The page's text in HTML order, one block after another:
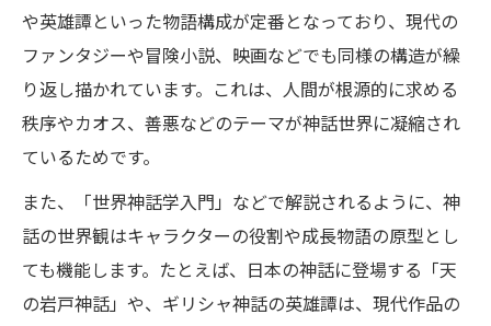
や英雄譚といった物語構成が定番となっており、現代の
ファンタジーや冒険小説、映画などでも同様の構造が繰
り返し描かれています。これは、人間が根源的に求める
秩序やカオス、善悪などのテーマが神話世界に凝縮され
ているためです。
また、「世界神話学入門」などで解説されるように、神
話の世界観はキャラクターの役割や成長物語の原型とし
ても機能します。たとえば、日本の神話に登場する「天
の岩戸神話」や、ギリシャ神話の英雄譚は、現代作品の